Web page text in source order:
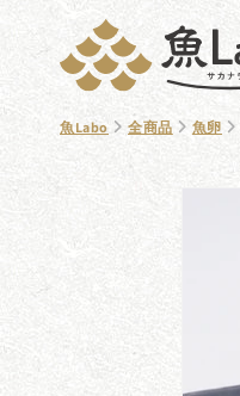
コンテ
進む
魚Labo 全商品 魚卵